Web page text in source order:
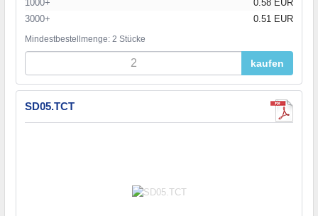
1000+
0.58 EUR
3000+
0.51 EUR
Mindestbestellmenge: 2 Stücke
kaufen
SD05.TCT